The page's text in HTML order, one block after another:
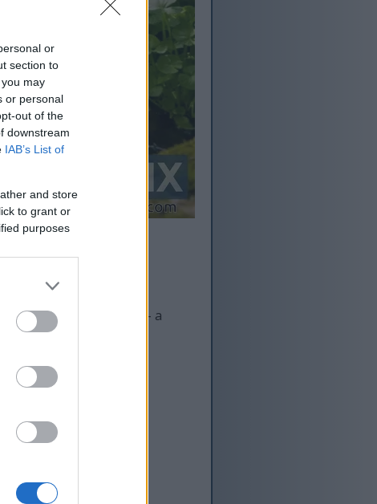
or
section to
may
or personal
out of the
downstream
IAB’s List of
and store
to grant or
purposes
majú vyššie rozlíšenie - a
lokalite, ktoré sú viac